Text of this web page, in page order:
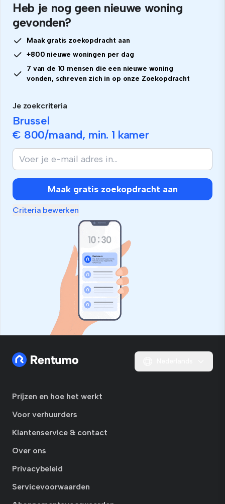
Heb je nog geen nieuwe woning
gevonden?
Maak gratis zoekopdracht aan
+800 nieuwe woningen per dag
7 van de 10 mensen die een nieuwe woning
vonden, schreven zich in op onze Zoekopdracht
Je zoekcriteria
Brussel
€ 800/maand, min. 1 kamer
Maak gratis zoekopdracht aan
Criteria bewerken
Prijzen en hoe het werkt
Voor verhuurders
Klantenservice & contact
Over ons
Privacybeleid
Servicevoorwaarden